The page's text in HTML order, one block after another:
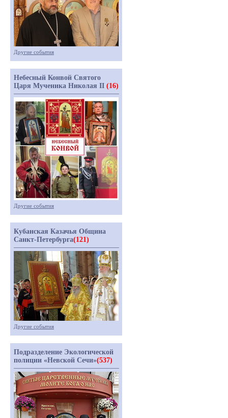
Другие события
Небесный Конвой Святого
Царя Мученика Николая II (16)
Другие события
Кубанская Казачья Община
Санкт-Петербурга(121)
Другие события
Подразделение Экологической
полиции «Невской Сечи»(537)